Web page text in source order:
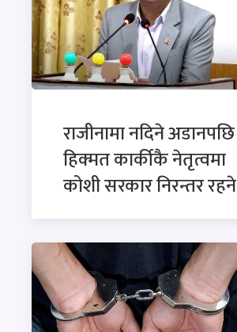
राजीनामा नदिने अडानपछि
हिक्मत कार्कीकै नेतृत्वमा
कोशी सरकार निरन्तर रहने